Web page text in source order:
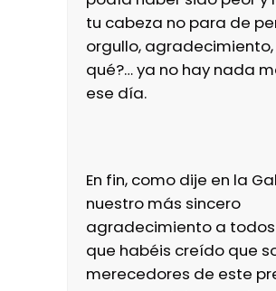
tu cabeza no para de
orgullo, agradecimiento,
qué?… ya no hay nada
ese día.
En fin, como dije en la
nuestro más sincero
agradecimiento a todos
que habéis creído que
merecedores de este